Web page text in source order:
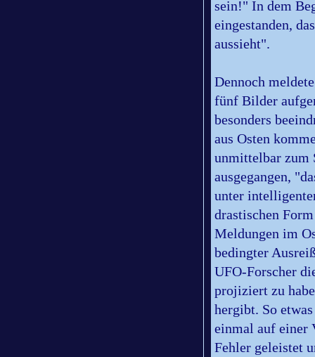
sein!" In dem
eingestanden,
aussieht".
Dennoch
fünf Bilder
besonders
aus Osten
unmittelbar zum
ausgegangen,
unter
drastischen
Meldungen im
bedingter
UFO-Forscher
projiziert zu
hergibt. So
einmal auf einer
Fehler geleistet